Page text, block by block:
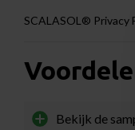
SCALASOL® Privacy
Bekijk de